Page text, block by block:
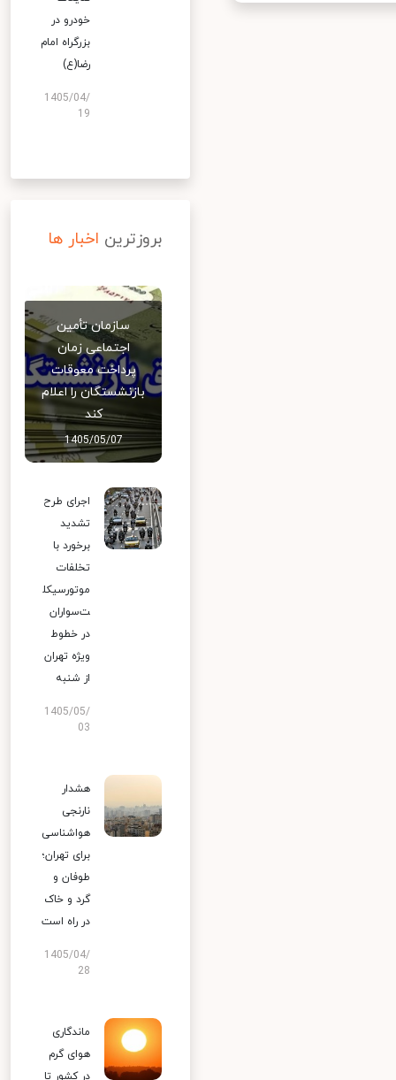
خودرو در
بزرگراه امام
رضا(ع)
1405/04/
19
بروزترین اخبار ها
سازمان تأمین
اجتماعی زمان
پرداخت معوقات
بازنشستگان را اعلام
کند
1405/05/07
اجرای طرح
تشدید
برخورد با
تخلفات
موتورسیکل
ت‌سواران
در خطوط
ویژه تهران
از شنبه
1405/05/
03
هشدار
نارنجی
هواشناسی
برای تهران؛
طوفان و
گرد و خاک
در راه است
1405/04/
28
ماندگاری
هوای گرم
در کشور تا